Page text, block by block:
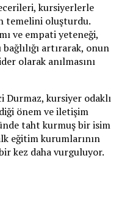
kursiyerlerle
temelini oluşturdu.
ve empati yeteneği,
artırarak, onun
olarak anılmasını
Durmaz, kursiyer odaklı
önem ve iletişim
taht kurmuş bir isim
eğitim kurumlarının
kez daha vurguluyor.